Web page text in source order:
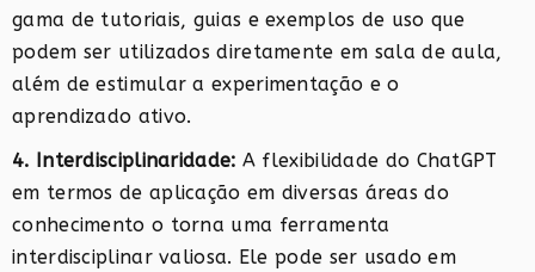
gama de tutoriais, guias e exemplos de uso que
podem ser utilizados diretamente em sala de aula,
além de estimular a experimentação e o
aprendizado ativo.
4. Interdisciplinaridade: A flexibilidade do ChatGPT
em termos de aplicação em diversas áreas do
conhecimento o torna uma ferramenta
interdisciplinar valiosa. Ele pode ser usado em